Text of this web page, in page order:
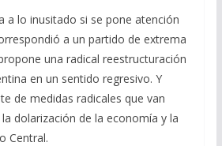
a lo inusitado si se pone atención
a un partido de extrema
una radical reestructuración
en un sentido regresivo. Y
de medidas radicales que van
dolarización de la economía y la
Central.